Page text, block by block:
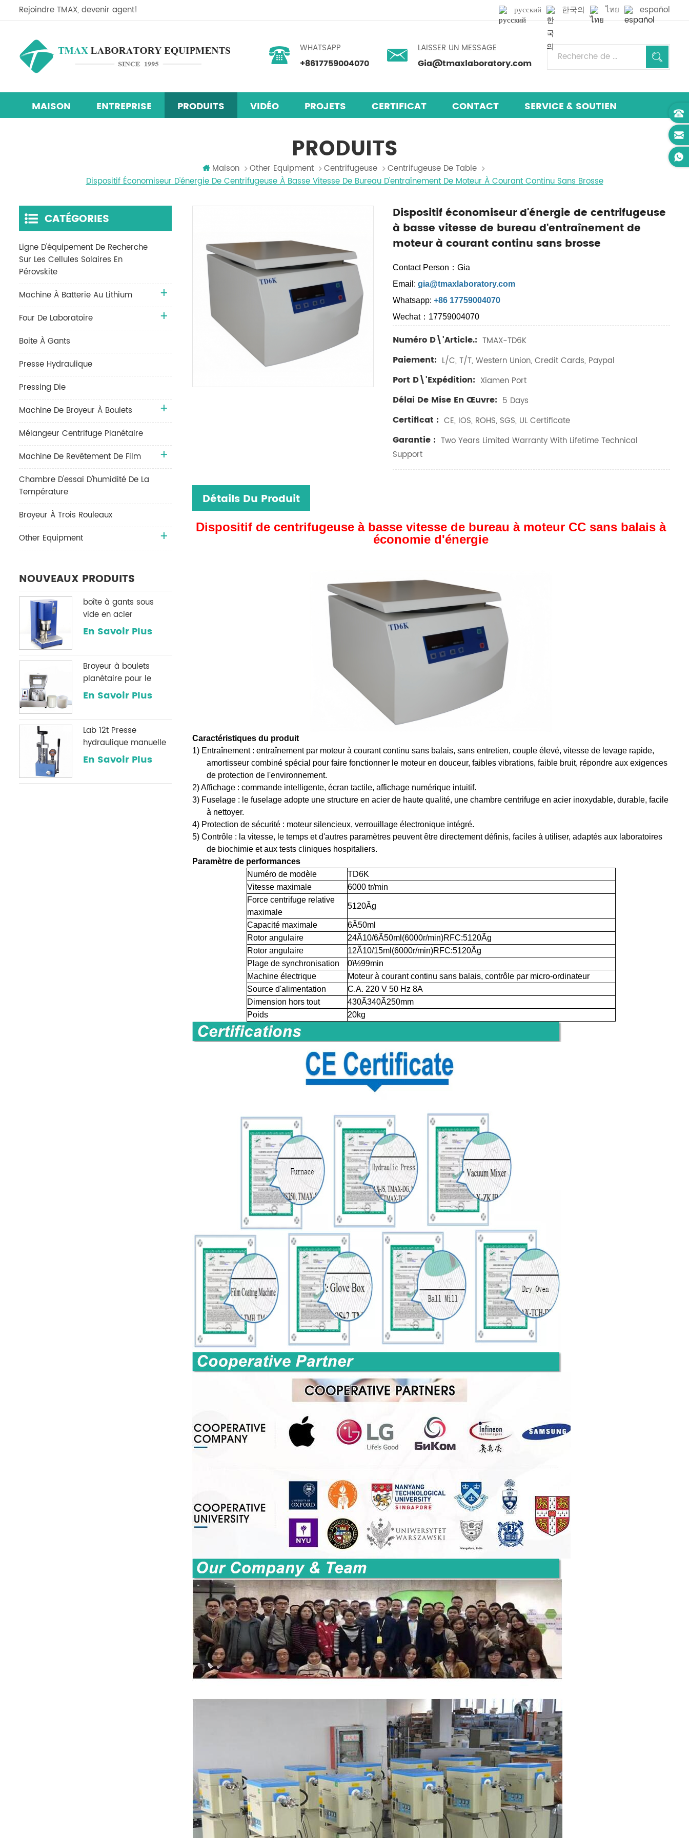
Rejoindre TMAX, devenir agent! русский 한국의 ไทย español
WHATSAPP
+8617759004070
LAISSER UN MESSAGE
Gia@tmaxlaboratory.com
MAISON ENTREPRISE PRODUITS VIDÉO PROJETS CERTIFICAT CONTACT SERVICE & SOUTIEN
PRODUITS
Maison Other Equipment Centrifugeuse
Centrifugeuse De Table
Dispositif Économiseur D'énergie De Centrifugeuse À Basse Vitesse De Bureau D'entraînement De Moteur À Courant Continu Sans Brosse
Dispositif économiseur d'énergie de centrifugeuse
à basse vitesse de bureau d'entraînement de
moteur à courant continu sans brosse
Contact Person：Gia
Email: gia@tmaxlaboratory.com
Whatsapp:+86 17759004070
Wechat：17759004070
Numéro D\'article.: TMAX-TD6K
Paiement: L/C, T/T, Western Union, Credit Cards, Paypal
Port D\'expédition: Xiamen Port
Délai De Mise En Œuvre: 5 Days
Certificat : CE, IOS, ROHS, SGS, UL Certificate
Garantie : Two Years Limited Warranty With Lifetime Technical
Support
Détails Du Produit
Dispositif de centrifugeuse à basse vitesse de bureau à moteur CC sans balais à
économie d'énergie
Caractéristiques du produit
1) Entraînement : entraînement par moteur à courant continu sans balais, sans entretien, couple élevé, vitesse de levage rapide,
amortisseur combiné spécial pour faire fonctionner le moteur en douceur, faibles vibrations, faible bruit, répondre aux exigences
de protection de l'environnement.
2) Affichage : commande intelligente, écran tactile, affichage numérique intuitif.
3) Fuselage : le fuselage adopte une structure en acier de haute qualité, une chambre centrifuge en acier inoxydable, durable, facile
à nettoyer.
4) Protection de sécurité : moteur silencieux, verrouillage électronique intégré.
5) Contrôle : la vitesse, le temps et d'autres paramètres peuvent être directement définis, faciles à utiliser, adaptés aux laboratoires
de biochimie et aux tests cliniques hospitaliers.
Paramètre de performances
Numéro de modèle
TD6K
Vitesse maximale
6000 tr/min
Force centrifuge relative
maximale
5120Ãg
Capacité maximale
6Ã50ml
Rotor angulaire
24Ã10/6Ã50ml(6000r/min)RFC:5120Ãg
Rotor angulaire
12Ã10/15ml(6000r/min)RFC:5120Ãg
Plage de synchronisation
0ï½99min
Machine électrique
Moteur à courant continu sans balais, contrôle par micro-ordinateur
Source d'alimentation
C.A. 220 V 50 Hz 8A
Dimension hors tout
430Ã340Ã250mm
Poids
20kg
CATÉGORIES
Ligne D'équipement De Recherche
Sur Les Cellules Solaires En
Pérovskite
Machine À Batterie Au Lithium
Four De Laboratoire
Boite À Gants
Presse Hydraulique
Pressing Die
Machine De Broyeur À Boulets
Mélangeur Centrifuge Planétaire
Machine De Revêtement De Film
Chambre D'essai D'humidité De La
Température
Broyeur À Trois Rouleaux
Other Equipment
NOUVEAUX PRODUITS
boîte à gants sous
vide en acier
inoxydable h2o & O2
purification
En Savoir Plus
Broyeur à boulets
planétaire pour le
broyage de poudre
En Savoir Plus
Lab 12t Presse
hydraulique manuelle
avec une jauge de
optionnelle
En Savoir Plus